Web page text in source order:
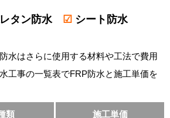
タン防水 ☑ シート防水
水はさらに使用する材料や工法で費用
工事の一覧表でFRP防水と施工単価を
類 施工単価